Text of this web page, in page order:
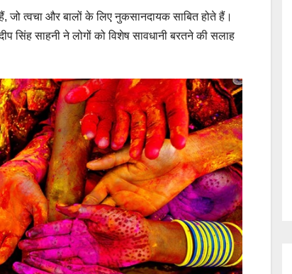
त्वचा और बालों के लिए नुकसानदायक साबित होते हैं।
सिंह साहनी ने लोगों को विशेष सावधानी बरतने की सलाह